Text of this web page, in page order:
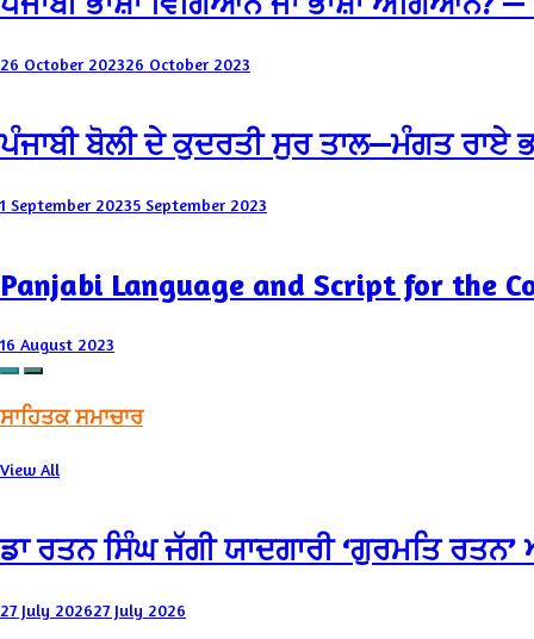
26 October 202326 October 2023
ਪੰਜਾਬੀ ਬੋਲੀ ਦੇ ਕੁਦਰਤੀ ਸੁਰ ਤਾਲ—ਮੰਗਤ ਰਾਏ
1 September 20235 September 2023
Panjabi Language and Script for the
16 August 2023
ਸਾਹਿਤਕ ਸਮਾਚਾਰ
View All
ਡਾ ਰਤਨ ਸਿੰਘ ਜੱਗੀ ਯਾਦਗਾਰੀ ‘ਗੁਰਮਤਿ
27 July 202627 July 2026